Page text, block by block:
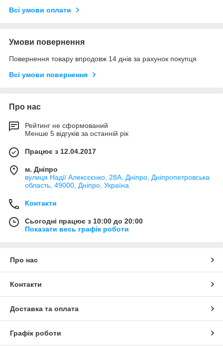
Всі умови оплати
Умови повернення
Повернення товару впродовж 14 днів за рахунок покупця
Всі умови повернення
Про нас
Рейтинг не сформований
Менше 5 відгуків за останній рік
Працює з 12.04.2017
м. Дніпро
вулиця Надії Алексєєнко, 28А, Дніпро, Дніпропетровська
область, 49000, Дніпро, Україна
Контакти
Сьогодні працює з 10:00 до 20:00
Показати весь графік роботи
Про нас
Контакти
Доставка та оплата
Графік роботи